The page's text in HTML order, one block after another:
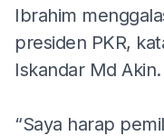
Ibrahim
presiden PKR,
Iskandar Md Akin.
“Saya harap